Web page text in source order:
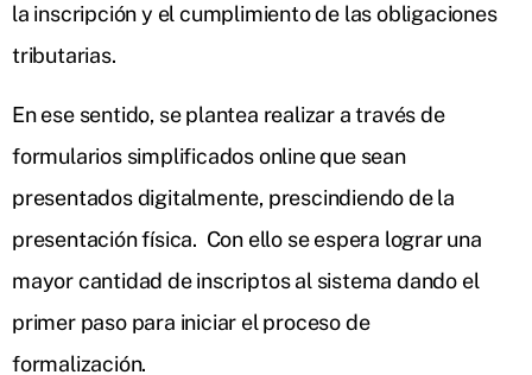
la inscripción y el cumplimiento de las obligaciones
tributarias.
En ese sentido, se plantea realizar a través de
formularios simplificados online que sean
presentados digitalmente, prescindiendo de la
presentación física. Con ello se espera lograr una
mayor cantidad de inscriptos al sistema dando el
primer paso para iniciar el proceso de
formalización.